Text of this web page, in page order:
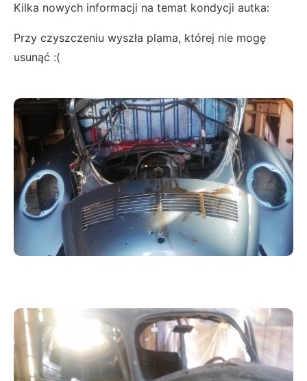
Kilka nowych informacji na temat kondycji autka:
Przy czyszczeniu wyszła plama, której nie mogę
usunąć :(